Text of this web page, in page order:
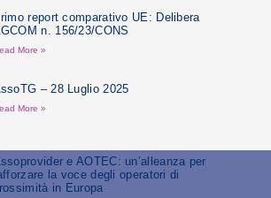
report comparativo UE: Delibera
n. 156/23/CONS
More »
– 28 Luglio 2025
More »
e AOTEC: un’alleanza per
la voce degli operatori di
in Europa